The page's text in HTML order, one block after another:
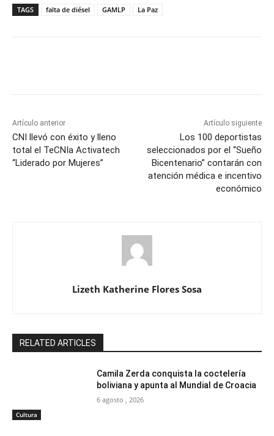
TAGS falta de diésel GAMLP La Paz
Artículo anterior
CNI llevó con éxito y lleno
total el TeCNIa Activatech
“Liderado por Mujeres”
Artículo siguiente
Los 100 deportistas
seleccionados por el “Sueño
Bicentenario” contarán con
atención médica e incentivo
económico
Lizeth Katherine Flores Sosa
RELATED ARTICLES
Cultura
Camila Zerda conquista la coctelería
boliviana y apunta al Mundial de Croacia
6 agosto , 2026